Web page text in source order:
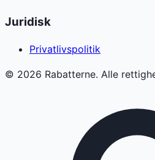
Juridisk
Privatlivspolitik
© 2026 Rabatterne. Alle